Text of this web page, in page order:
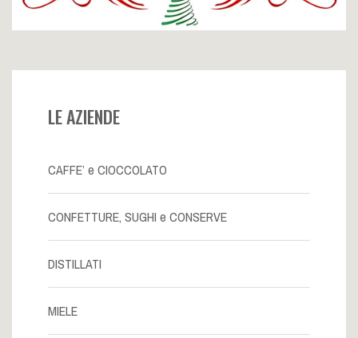
LE AZIENDE
CAFFE’ e CIOCCOLATO
CONFETTURE, SUGHI e CONSERVE
DISTILLATI
MIELE